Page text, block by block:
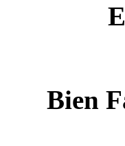
Bien